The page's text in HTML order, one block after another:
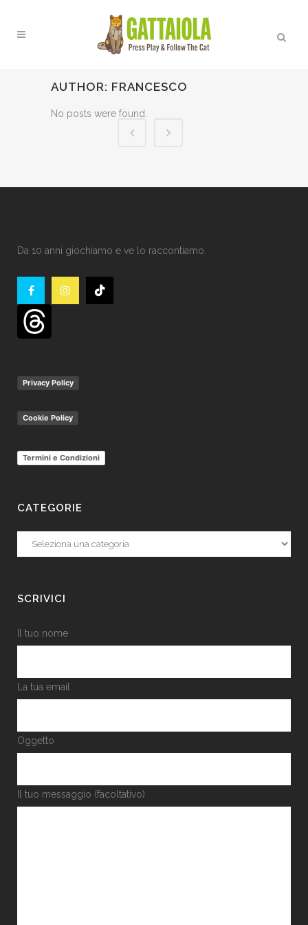
AUTHOR: FRANCESCO
No posts were found.
Da 10 anni giochiamo e ve lo raccontiamo.
Privacy Policy
Cookie Policy
Termini e Condizioni
CATEGORIE
Categorie
SCRIVICI
Il tuo nome
La tua email
Oggetto
Il tuo messaggio (facoltativo)